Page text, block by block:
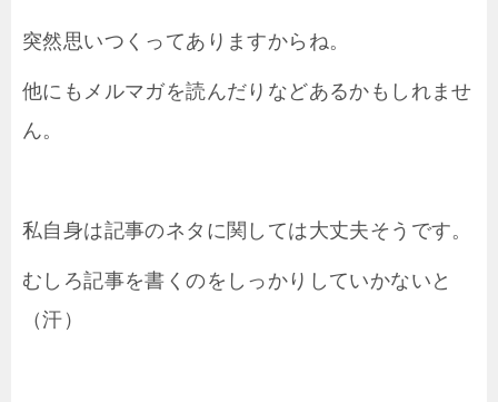
突然思いつくってありますからね。
他にもメルマガを読んだりなどあるかもしれませ
ん。
私自身は記事のネタに関しては大丈夫そうです。
むしろ記事を書くのをしっかりしていかないと
（汗）